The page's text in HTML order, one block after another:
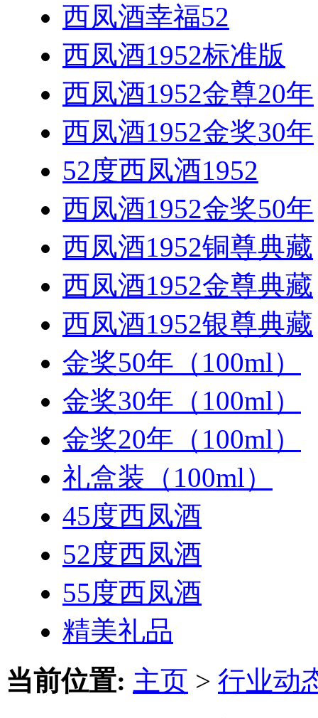
西凤酒幸福52
西凤酒1952标准版
西凤酒1952金尊20年
西凤酒1952金奖30年
52度西凤酒1952
西凤酒1952金奖50年
西凤酒1952铜尊典藏
西凤酒1952金尊典藏
西凤酒1952银尊典藏
金奖50年（100ml）
金奖30年（100ml）
金奖20年（100ml）
礼盒装（100ml）
45度西凤酒
52度西凤酒
55度西凤酒
精美礼品
当前位置: 主页 > 行业动